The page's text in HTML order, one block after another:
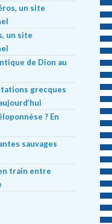
un site
un site
de Dion au
grecques
? En
sauvages
train entre